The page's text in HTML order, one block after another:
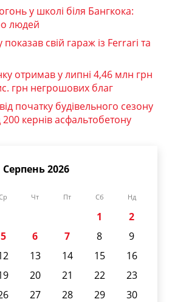
у школі біля Бангкока:
людей
свій гараж із Ferrari та
отримав у липні 4,46 млн грн
грн негрошових благ
початку будівельного сезону
кернів асфальтобетону
Серпень 2026
Чт Пт Сб Нд
1
2
5 6 7 8
9
13 14 15
16
20 21 22
23
27 28 29
30